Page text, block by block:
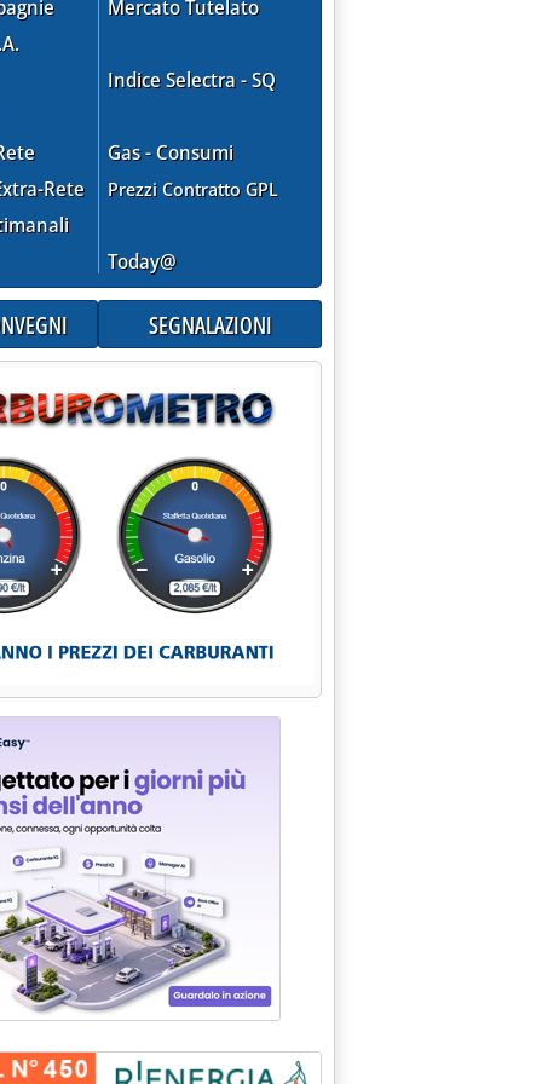
Rete
Mercato Tutelato
Indice Selectra - SQ
Gas - Consumi
Prezzi Contratto GPL
Today@
SEGNALAZIONI